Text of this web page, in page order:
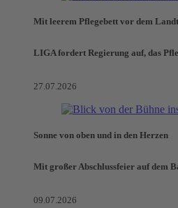
Mit leerem Pflegebett vor dem
LIGA fordert Regierung auf, das
27.07.2026
Sonne von oben und in den Herzen
Mit großer Abschlussfeier auf dem
09.07.2026